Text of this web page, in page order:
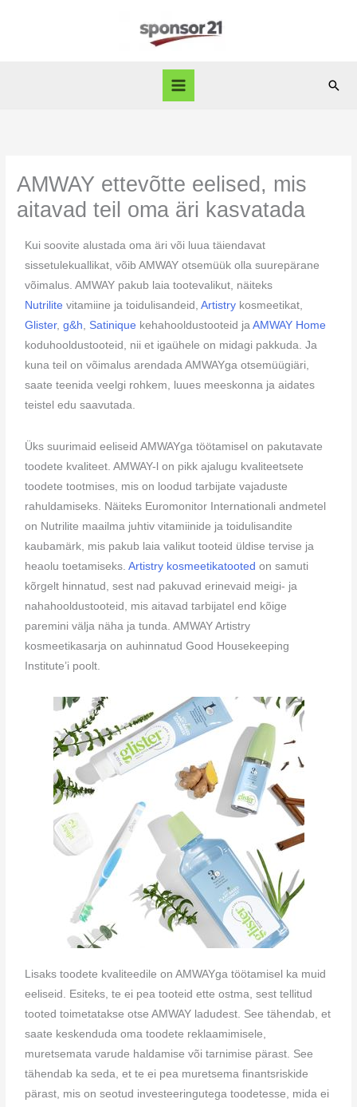
AMWAY ettevõtte eelised, mis
aitavad teil oma äri kasvatada
Kui soovite alustada oma äri või luua täiendavat
sissetulekuallikat, võib AMWAY otsemüük olla suurepärane
võimalus. AMWAY pakub laia tootevalikut, näiteks
Nutrilite vitamiine ja toidulisandeid,Artistry kosmeetikat,
Glister,g&h Satinique kehahooldustooteid jaAMWAY Home
koduhooldustooteid, nii et igaühele on midagi pakkuda. Ja
kuna teil on võimalus arendada AMWAYga otsemüügiäri,
saate teenida veelgi rohkem, luues meeskonna ja aidates
teistel edu saavutada.
Üks suurimaid eeliseid AMWAYga töötamisel on pakutavate
toodete kvaliteet. AMWAY-l on pikk ajalugu kvaliteetsete
toodete tootmises, mis on loodud tarbijate vajaduste
rahuldamiseks. Näiteks Euromonitor Internationali andmetel
on Nutrilite maailma juhtiv vitamiinide ja toidulisandite
kaubamärk, mis pakub laia valikut tooteid üldise tervise ja
heaolu toetamiseks.Artistry kosmeetikatooted on samuti
kõrgelt hinnatud, sest nad pakuvad erinevaid meigi- ja
nahahooldustooteid, mis aitavad tarbijatel end kõige
paremini välja näha ja tunda. AMWAY Artistry
kosmeetikasarja on auhinnatud Good Housekeeping
Institute’i poolt.
Lisaks toodete kvaliteedile on AMWAYga töötamisel ka muid
eeliseid. Esiteks, te ei pea tooteid ette ostma, sest tellitud
tooted toimetatakse otse AMWAY ladudest. See tähendab, et
saate keskenduda oma toodete reklaamimisele,
muretsemata varude haldamise või tarnimise pärast. See
tähendab ka seda, et te ei pea muretsema finantsriskide
pärast, mis on seotud investeeringutega toodetesse, mida ei